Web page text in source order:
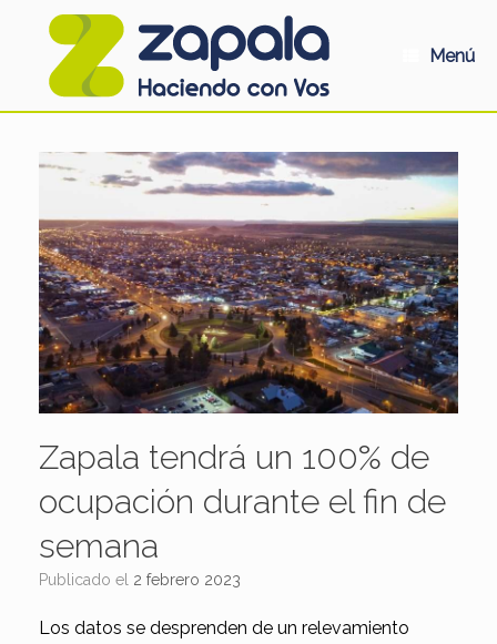
Menú
Zapala tendrá un 100% de
ocupación durante el fin de
semana
Publicado el 2 febrero 2023
Los datos se desprenden de un relevamiento